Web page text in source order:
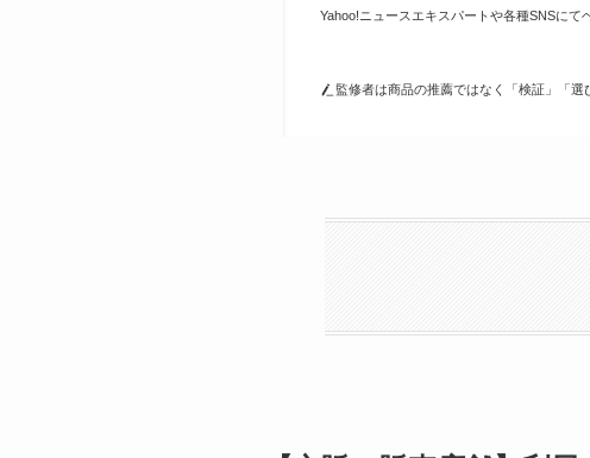
Yahoo!ニュースエキスパートや各種SNSにて
監修者は商品の推薦ではなく「検証」「選